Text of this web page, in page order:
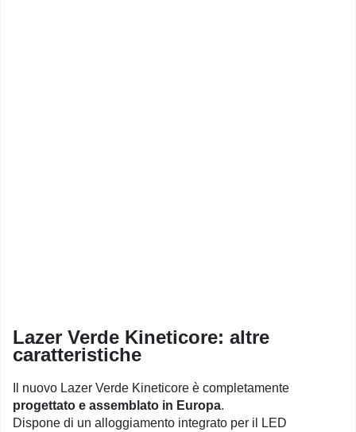
Lazer Verde Kineticore: altre
caratteristiche
Il nuovo Lazer Verde Kineticore è completamente
progettato e assemblato in Europa.
Dispone di un alloggiamento integrato per il LED